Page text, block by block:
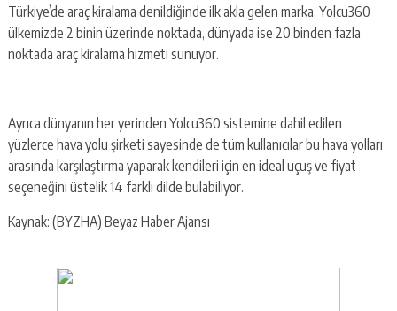
Türkiye’de araç kiralama denildiğinde ilk akla gelen marka. Yolcu360
ülkemizde 2 binin üzerinde noktada, dünyada ise 20 binden fazla
noktada araç kiralama hizmeti sunuyor.
Ayrıca dünyanın her yerinden Yolcu360 sistemine dahil edilen
yüzlerce hava yolu şirketi sayesinde de tüm kullanıcılar bu hava yolları
arasında karşılaştırma yaparak kendileri için en ideal uçuş ve fiyat
seçeneğini üstelik 14 farklı dilde bulabiliyor.
Kaynak: (BYZHA) Beyaz Haber Ajansı